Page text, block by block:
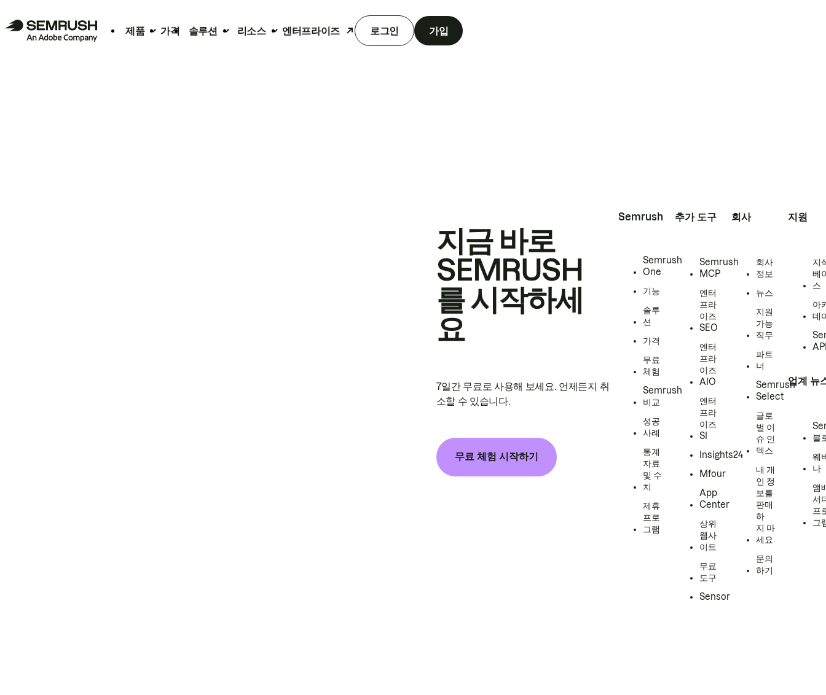
제품 가격 솔루션 리소스 엔터프라이즈 로그인 가입
지금 바로
SEMRUSH
를 시작하세
요
7일간 무료로 사용해 보세요. 언제든지 취
소할 수 있습니다.
무료 체험 시작하기
Semrush
Semrush
One
기능
솔루
션
가격
무료
체험
Semrush
비교
성공
사례
통계
자료
및 수
치
제휴
프로
그램
추가 도구
Semrush
MCP
엔터
프라
이즈
SEO
엔터
프라
이즈
AIO
엔터
프라
이즈
SI
Insights24
Mfour
App
Center
상위
웹사
이트
무료
도구
Sensor
회사
회사
정보
뉴스
지원
가능
직무
파트
너
Semrush
Select
글로
벌 이
슈 인
덱스
내 개
인 정
보를
판매
하
지 마
세요
문의
하기
지원
지
베
스
아
데
업계 뉴
블
웨
나
앰
서
프
그